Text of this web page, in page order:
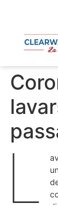
L